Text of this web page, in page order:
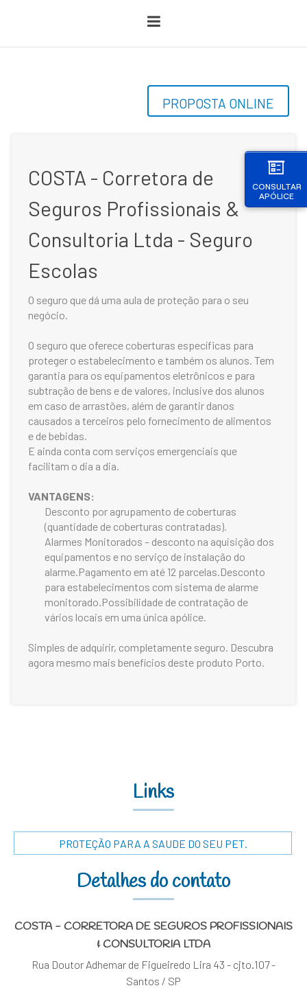
CONSULTAR
APÓLICE
PROPOSTA ONLINE
COSTA - Corretora de
Seguros Profissionais &
Consultoria Ltda - Seguro
Escolas
O seguro que dá uma aula de proteção para o seu
negócio.
O seguro que oferece coberturas específicas para
proteger o estabelecimento e também os alunos. Tem
garantia para os equipamentos eletrônicos e para
subtração de bens e de valores, inclusive dos alunos
em caso de arrastões, além de garantir danos
causados a terceiros pelo fornecimento de alimentos
e de bebidas.
E ainda conta com serviços emergenciais que
facilitam o dia a dia.
VANTAGENS:
Desconto por agrupamento de coberturas
(quantidade de coberturas contratadas).
Alarmes Monitorados – desconto na aquisição dos
equipamentos e no serviço de instalação do
alarme.Pagamento em até 12 parcelas.Desconto
para estabelecimentos com sistema de alarme
monitorado.Possibilidade de contratação de
vários locais em uma única apólice.
Simples de adquirir, completamente seguro. Descubra
agora mesmo mais benefícios deste produto Porto.
Links
PROTEÇÃO PARA A SAUDE DO SEU PET.
Detalhes do contato
COSTA - CORRETORA DE SEGUROS PROFISSIONAIS
& CONSULTORIA LTDA
Rua Doutor Adhemar de Figueiredo Lira 43 - cjto.107 -
Santos / SP